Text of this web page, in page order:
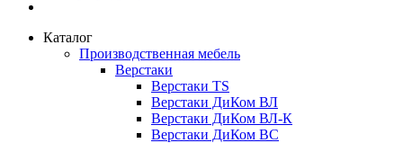
Каталог
Производственная мебель
Верстаки
Верстаки TS
Верстаки ДиКом ВЛ
Верстаки ДиКом ВЛ-К
Верстаки ДиКом ВС